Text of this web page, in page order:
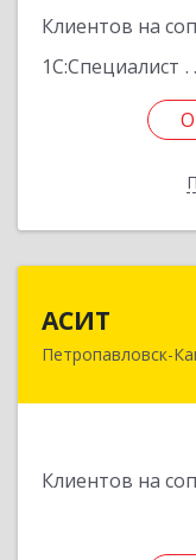
Клиентов на
1С:Специалист
АСИТ
Петропавловск-
Клиентов на
683031,